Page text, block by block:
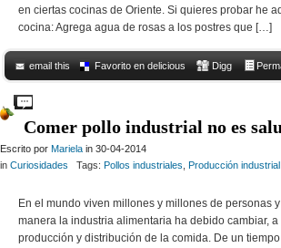
en ciertas cocinas de Oriente. Si quieres probar he
cocina: Agrega agua de rosas a los postres que […]
email this Favorito en delicious Digg
Comer pollo industrial no es
Escrito por Mariela in 30-04-2014
in Curiosidades Tags: Pollos industriales Producción
En el mundo viven millones y millones de personas
manera la industria alimentaria ha debido cambiar,
producción y distribución de la comida. De un